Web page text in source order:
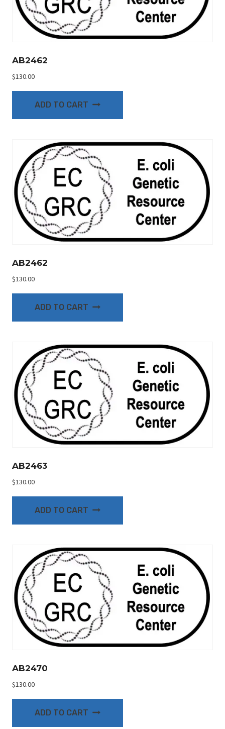
AB2462
$130.00
ADD TO CART
AB2462
$130.00
ADD TO CART
AB2463
$130.00
ADD TO CART
AB2470
$130.00
ADD TO CART